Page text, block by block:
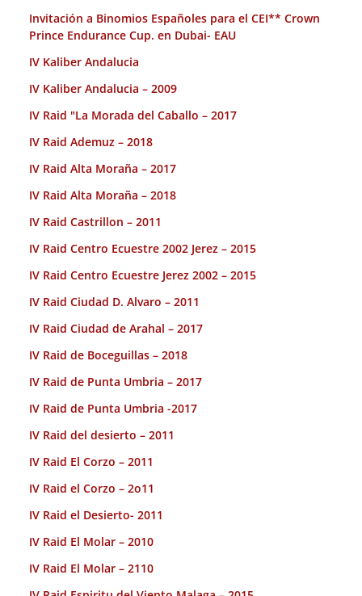
Invitación a Binomios Españoles para el CEI** Crown
Prince Endurance Cup. en Dubai- EAU
IV Kaliber Andalucia
IV Kaliber Andalucia – 2009
IV Raid "La Morada del Caballo – 2017
IV Raid Ademuz – 2018
IV Raid Alta Moraña – 2017
IV Raid Alta Moraña – 2018
IV Raid Castrillon – 2011
IV Raid Centro Ecuestre 2002 Jerez – 2015
IV Raid Centro Ecuestre Jerez 2002 – 2015
IV Raid Ciudad D. Alvaro – 2011
IV Raid Ciudad de Arahal – 2017
IV Raid de Boceguillas – 2018
IV Raid de Punta Umbria – 2017
IV Raid de Punta Umbria -2017
IV Raid del desierto – 2011
IV Raid El Corzo – 2011
IV Raid el Corzo – 2o11
IV Raid el Desierto- 2011
IV Raid El Molar – 2010
IV Raid El Molar – 2110